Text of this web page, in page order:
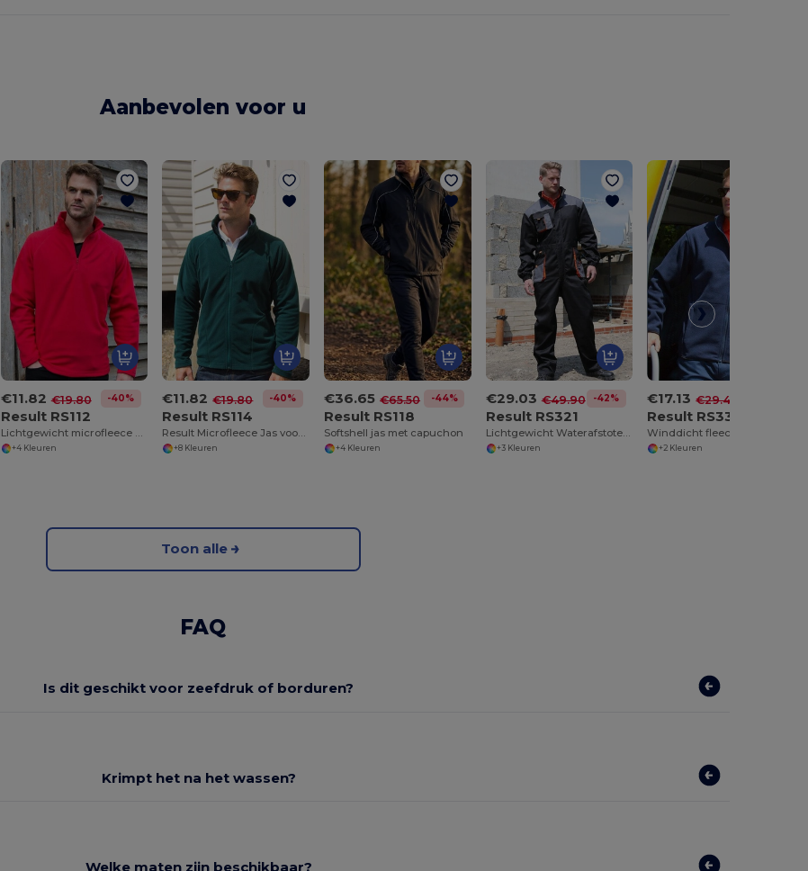
Aanbevolen voor u
€11.82 €19.80 -40%
Result RS112
+4 Kleuren
€11.82 €19.80 -40%
Result RS114
+8 Kleuren
€36.65 €65.50 -44%
Result RS118
Softshell jas met capuchon
+4 Kleuren
€29.03 €49.90 -42%
Result RS321
Lichtgewicht Waterafstotende Werkoverall
+3 Kleuren
€17.13 €29.40
Result RS330
Winddicht fleecejack
+2 Kleuren
Toon alle
FAQ
Is dit geschikt voor zeefdruk of borduren?
Krimpt het na het wassen?
Welke maten zijn beschikbaar?